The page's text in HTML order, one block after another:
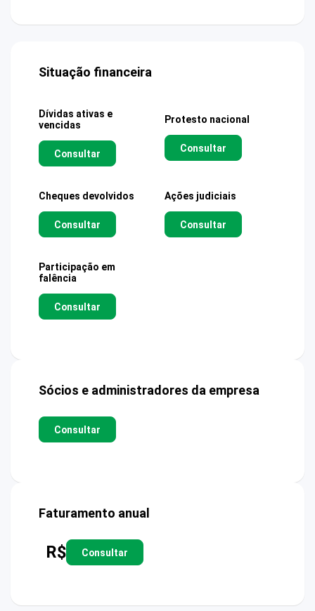
Situação financeira
Dívidas ativas e
vencidas
Consultar
Protesto nacional
Consultar
Cheques devolvidos
Consultar
Ações judiciais
Consultar
Participação em
falência
Consultar
Sócios e administradores da empresa
Consultar
Faturamento anual
R$ Consultar